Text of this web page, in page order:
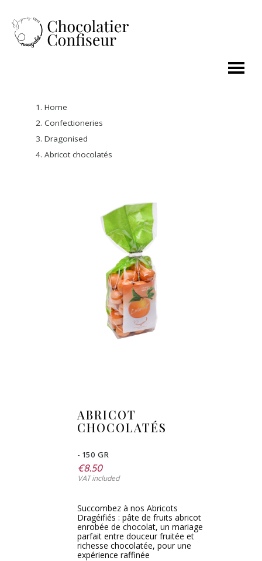
Home
Confectioneries
Dragonised
Abricot chocolatés
ABRICOT
CHOCOLATÉS
- 150 GR
€8.50
VAT included
Succombez à nos Abricots
Dragéifiés : pâte de fruits abricot
enrobée de chocolat, un mariage
parfait entre douceur fruitée et
richesse chocolatée, pour une
expérience raffinée